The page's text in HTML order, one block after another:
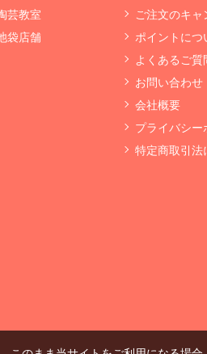
芸教室
袋店舗
ご注文のキャ
ポイントにつ
よくあるご質
お問い合わせ
会社概要
プライバシー
特定商取引法